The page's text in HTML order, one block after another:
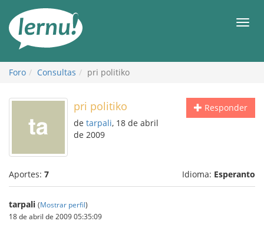
Foro Consultas pri politiko
Responder
pri politiko
de tarpali, 18 de abril
de 2009
Aportes: 7 Idioma: Esperanto
tarpali (Mostrar perfil)
18 de abril de 2009 05:35:09